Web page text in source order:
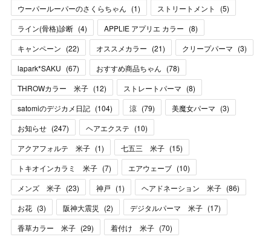
ウーパールーパーのさくらちゃん (1) ストリートメント (5)
ライン(骨格)診断 (4) APPLIE アプリエ カラー (8)
キャンペーン (22) オススメカラー (21) クリープパーマ (3)
lapark*SAKU (67) おすすめ商品ちゃん (78)
THROWカラー 米子 (12) ストレートパーマ (8)
satomiのデジカメ日記 (104) 涼 (79) 美魔女パーマ (3)
お知らせ (247) ヘアエクステ (10)
アクアフォルテ 米子 (1) 七五三 米子 (15)
トキオインカラミ 米子 (7) エアウェーブ (10)
メンズ 米子 (23) 神戸 (1) ヘアドネーション 米子 (86)
お花 (3) 阪神大震災 (2) デジタルパーマ 米子 (17)
香草カラー 米子 (29) 着付け 米子 (70)